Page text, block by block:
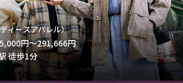
ディースアパレル）
円～291,666円
徒歩1分